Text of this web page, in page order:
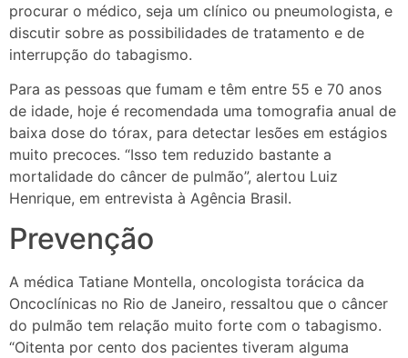
procurar o médico, seja um clínico ou pneumologista, e
discutir sobre as possibilidades de tratamento e de
interrupção do tabagismo.
Para as pessoas que fumam e têm entre 55 e 70 anos
de idade, hoje é recomendada uma tomografia anual de
baixa dose do tórax, para detectar lesões em estágios
muito precoces. “Isso tem reduzido bastante a
mortalidade do câncer de pulmão”, alertou Luiz
Henrique, em entrevista à Agência Brasil.
Prevenção
A médica Tatiane Montella, oncologista torácica da
Oncoclínicas no Rio de Janeiro, ressaltou que o câncer
do pulmão tem relação muito forte com o tabagismo.
“Oitenta por cento dos pacientes tiveram alguma